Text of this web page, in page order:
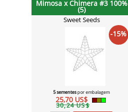
Mimosa x Chimera #3 100%
(5)
Sweet Seeds
-15%
5 sementespor embalagem
25,70 US$
30,24 US$